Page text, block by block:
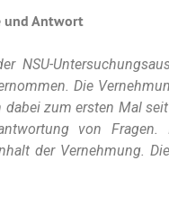
und Antwort
NSU-
Die
zum ersten Mal
von
der Vernehmung.